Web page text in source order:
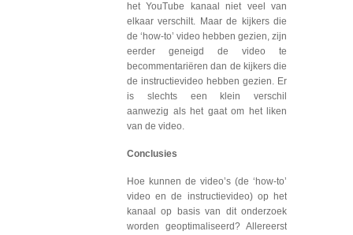
het YouTube kanaal niet veel van
elkaar verschilt. Maar de kijkers die
de ‘how-to’ video hebben gezien, zijn
eerder geneigd de video te
becommentariëren dan de kijkers die
de instructievideo hebben gezien. Er
is slechts een klein verschil
aanwezig als het gaat om het liken
van de video.
Conclusies
Hoe kunnen de video’s (de ‘how-to’
video en de instructievideo) op het
kanaal op basis van dit onderzoek
worden geoptimaliseerd? Allereerst